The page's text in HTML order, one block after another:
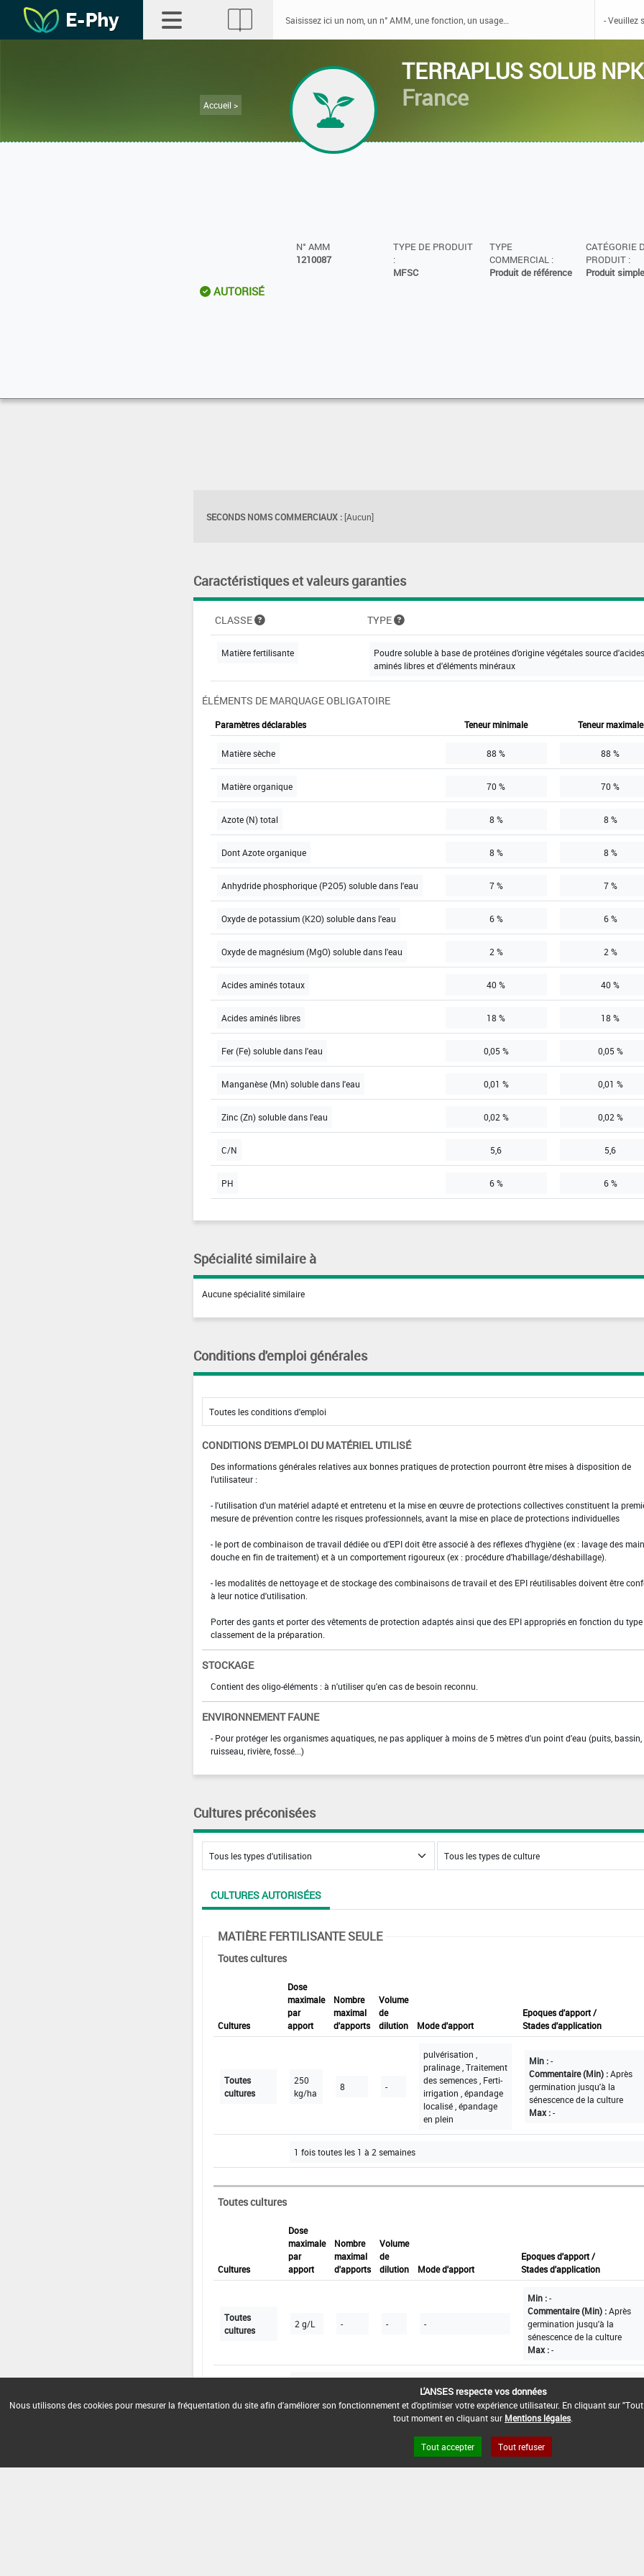
Accueil >
TERRAPLUS SOLUB
France
N° AMM
1210087
TYPE DE PRODUIT
:
MFSC
TYPE
COMMERCIAL :
Produit de référence
CATÉGORIE
PRODUIT :
Produit
AUTORISÉ
SECONDS NOMS COMMERCIAUX : [Aucun]
Caractéristiques et valeurs garanties
CLASSE TYPE
Matière fertilisante
Poudre soluble à base de protéines d'origine végétales source d'acides
aminés libres et d'éléments minéraux
ÉLÉMENTS DE MARQUAGE OBLIGATOIRE
Paramètres déclarables Teneur minimale Teneur maximale
Matière sèche 88 % 88 %
Matière organique 70 % 70 %
Azote (N) total 8 % 8 %
Dont Azote organique 8 % 8 %
Anhydride phosphorique (P2O5) soluble dans l'eau 7 % 7 %
Oxyde de potassium (K2O) soluble dans l'eau 6 % 6 %
Oxyde de magnésium (MgO) soluble dans l'eau 2 % 2 %
Acides aminés totaux 40 % 40 %
Acides aminés libres 18 % 18 %
Fer (Fe) soluble dans l'eau 0,05 % 0,05 %
Manganèse (Mn) soluble dans l'eau 0,01 % 0,01 %
Zinc (Zn) soluble dans l'eau 0,02 % 0,02 %
C/N 5,6 5,6
PH 6 % 6 %
Spécialité similaire à
Aucune spécialité similaire
Conditions d'emploi générales
CONDITIONS D'EMPLOI DU MATÉRIEL UTILISÉ
Des informations générales relatives aux bonnes pratiques de protection pourront être mises à disposition de
l'utilisateur :
- l'utilisation d'un matériel adapté et entretenu et la mise en œuvre de protections collectives constituent la
mesure de prévention contre les risques professionnels, avant la mise en place de protections individuelles
- le port de combinaison de travail dédiée ou d'EPI doit être associé à des réflexes d'hygiène (ex : lavage des
douche en fin de traitement) et à un comportement rigoureux (ex : procédure d'habillage/déshabillage).
- les modalités de nettoyage et de stockage des combinaisons de travail et des EPI réutilisables doivent être
à leur notice d'utilisation.
Porter des gants et porter des vêtements de protection adaptés ainsi que des EPI appropriés en fonction du
classement de la préparation.
STOCKAGE
Contient des oligo-éléments : à n'utiliser qu'en cas de besoin reconnu.
ENVIRONNEMENT FAUNE
- Pour protéger les organismes aquatiques, ne pas appliquer à moins de 5 mètres d'un point d'eau (puits, bassin,
ruisseau, rivière, fossé...)
Cultures préconisées
CULTURES AUTORISÉES
MATIÈRE FERTILISANTE SEULE
Toutes cultures
Cultures
Dose
maximale
par
apport
Nombre
maximal
d'apports
Volume
de
dilution
Mode d'apport
Epoques d'apport /
Stades d'application
Toutes
cultures
250
kg/ha
8 -
pulvérisation ,
pralinage , Traitement
des semences , Ferti-
irrigation , épandage
localisé , épandage
en plein
Min :-
Commentaire (Min) :Après
germination jusqu'à la
sénescence de la culture
Max :-
1 fois toutes les 1 à 2 semaines
Toutes cultures
Cultures
Dose
maximale
par
apport
Nombre
maximal
d'apports
Volume
de
dilution
Mode d'apport
Epoques d'apport /
Stades d'application
Toutes
cultures
2 g/L - - -
Min :-
Commentaire (Min) :Après
germination jusqu'à la
sénescence de la culture
Max :-
L'ANSES respecte vos données
Nous utilisons des cookies pour mesurer la fréquentation du site afin d'améliorer son fonctionnement et d'optimiser votre expérience utilisateur. En cliquant sur
tout moment en cliquant sur Mentions légales
Tout accepter Tout refuser